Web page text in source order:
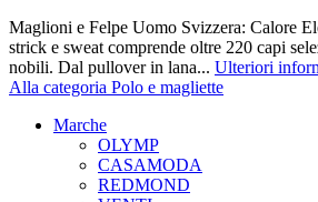
Maglioni e Felpe Uomo Svizzera: Calore
strick e sweat comprende oltre 220 capi
nobili. Dal pullover in lana... Ulteriori
Alla categoria Polo e magliette
Marche
OLYMP
CASAMODA
REDMOND